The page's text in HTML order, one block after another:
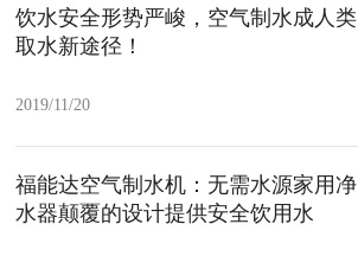
饮水安全形势严峻，空气制水成人类
取水新途径！
2019/11/20
福能达空气制水机：无需水源家用净
水器颠覆的设计提供安全饮用水